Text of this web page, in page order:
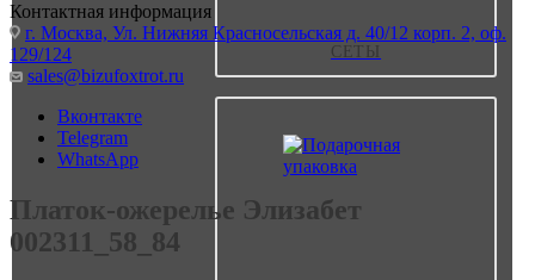
СЕТЫ
Контактная информация
г. Москва, Ул. Нижняя Красносельская д. 40/12 корп. 2, оф.
129/124
sales@bizufoxtrot.ru
Вконтакте
Telegram
WhatsApp
Платок-ожерелье Элизабет
002311_58_84